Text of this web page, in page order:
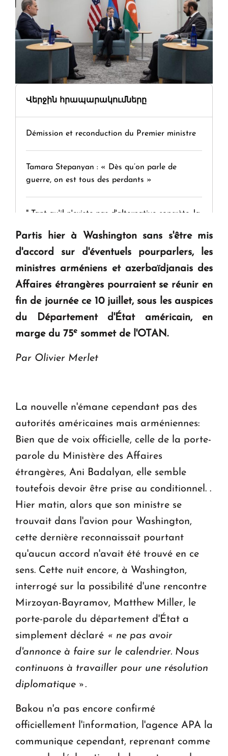
Վերջին հրապարակումները
Démission et reconduction du Premier ministre
Tamara Stepanyan : « Dès qu’on parle de
guerre, on est tous des perdants »
" Tant qu'il n'existe pas d'alternative concrète, la
en Arménie
Le premier hôtel Hyatt Regency d'Arménie
ouvrira ses portes à Dilijan
Partis hier à Washington sans s'être mis
d'accord sur d'éventuels pourparlers, les
ministres arméniens et azerbaïdjanais des
Affaires étrangères pourraient se réunir en
fin de journée ce 10 juillet, sous les auspices
du Département d'État américain, en
marge du 75e sommet de l'OTAN.
Par Olivier Merlet
La nouvelle n'émane cependant pas des
autorités américaines mais arméniennes:
Bien que de voix officielle, celle de la porte-
parole du Ministère des Affaires
étrangères, Ani Badalyan, elle semble
toutefois devoir être prise au conditionnel. .
Hier matin, alors que son ministre se
trouvait dans l'avion pour Washington,
cette dernière reconnaissait pourtant
qu'aucun accord n'avait été trouvé en ce
sens. Cette nuit encore, à Washington,
interrogé sur la possibilité d'une rencontre
Mirzoyan-Bayramov, Matthew Miller, le
porte-parole du département d'État a
simplement déclaré « ne pas avoir
d'annonce à faire sur le calendrier. Nous
continuons à travailler pour une résolution
diplomatique ».
Bakou n'a pas encore confirmé
officiellement l'information, l'agence APA la
communique cependant, reprenant comme